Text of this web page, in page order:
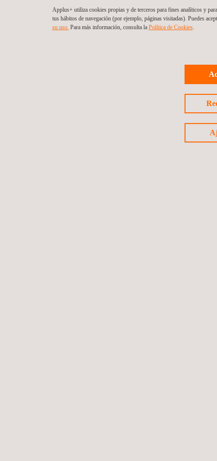
Applus+ utiliza cookies propias y de terceros para fines analíticos y
tus hábitos de navegación (por ejemplo, páginas visitadas). Puedes
su uso. Para más información, consulta la Política de Cookies.